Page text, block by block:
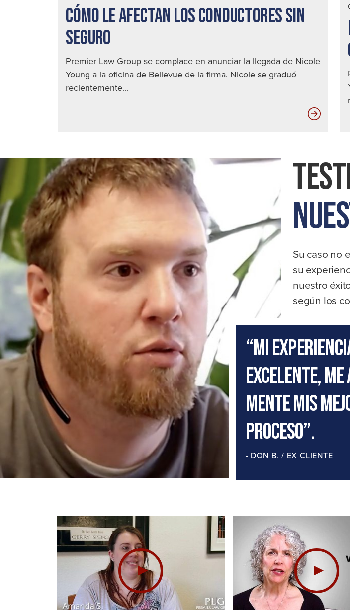
CÓMO LE AFECTAN LOS CONDUCTORES SIN
SEGURO
Premier Law Group se complace en anunciar la llegada de Nicole
Young a la oficina de Bellevue de la firma. Nicole se graduó
recientemente...
Cómo
sin
Su caso no
su
nuestro
según los
“Mi
excelente,
mente mis
proceso”.
- DON B. / EX CLIENTE